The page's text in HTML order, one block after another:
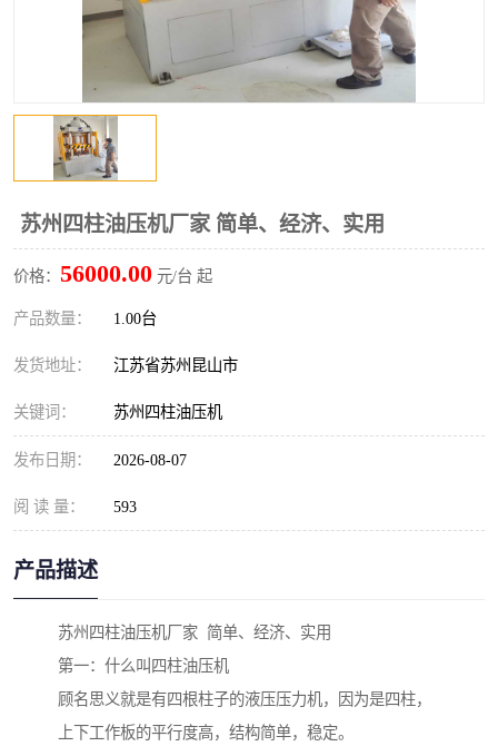
苏州四柱油压机厂家 简单、经济、实用
价格： 56000.00 元/台 起
产品数量： 1.00台
发货地址： 江苏省苏州昆山市
关键词： 苏州四柱油压机
发布日期： 2026-08-07
阅 读 量： 593
产品描述
苏州四柱油压机厂家  简单、经济、实用
第一：什么叫四柱油压机
顾名思义就是有四根柱子的液压压力机，因为是四柱，
上下工作板的平行度高，结构简单，稳定。